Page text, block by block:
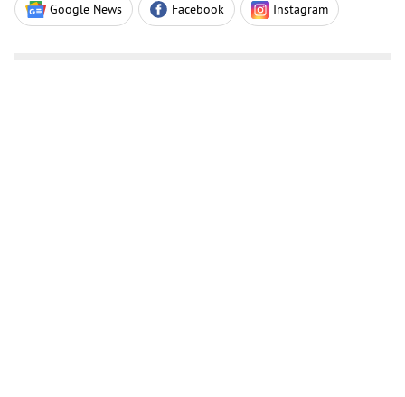
Google News Facebook Instagram